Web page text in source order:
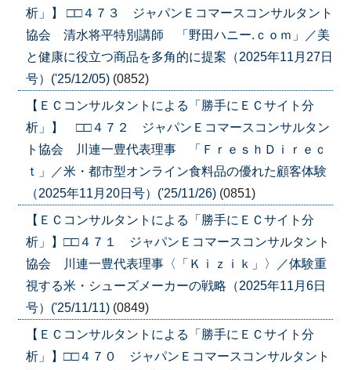
析」】 □□４７３ ジャパンＥコマースコンサルタント
協会 清水将平特別講師 「野田ハニー.ｃｏｍ」／美
と健康に役立つ商品を多角的に提案（2025年11月27日
号）('25/12/05) (0852)
【ＥＣコンサルタントによる「勝手にＥＣサイト分
析」】 □□４７２ ジャパンＥコマースコンサルタン
ト協会 川連一豊代表理事 「ＦｒｅｓｈＤｉｒｅｃ
ｔ」／米・都市型オンライン食料品の優れた顧客体験
（2025年11月20日号）('25/11/26) (0851)
【ＥＣコンサルタントによる「勝手にＥＣサイト分
析」】□□４７１ ジャパンＥコマースコンサルタント
協会 川連一豊代表理事〈「Ｋｉｚｉｋ」〉／体験重
視する米・シューズメーカーの戦略（2025年11月6日
号）('25/11/11) (0849)
【ＥＣコンサルタントによる「勝手にＥＣサイト分
析」】□□４７０ ジャパンＥコマースコンサルタント